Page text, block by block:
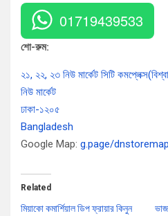
01719439533
শো-রুম:
২১, ২২, ২৩ নিউ মার্কেট সিটি
নিউ মার্কেট
ঢাকা-১২০৫
Bangladesh
Google Map: g.page/dnstoremap
Related
মিয়াকো কমার্শিয়াল ডিপ ফ্রায়ার কিনুন